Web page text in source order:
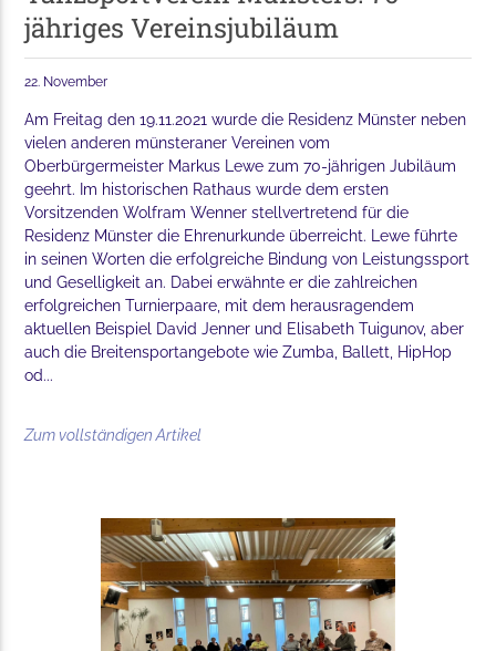
jähriges Vereinsjubiläum
22. November
Am Freitag den 19.11.2021 wurde die Residenz Münster neben
vielen anderen münsteraner Vereinen vom
Oberbürgermeister Markus Lewe zum 70-jährigen Jubiläum
geehrt. Im historischen Rathaus wurde dem ersten
Vorsitzenden Wolfram Wenner stellvertretend für die
Residenz Münster die Ehrenurkunde überreicht. Lewe führte
in seinen Worten die erfolgreiche Bindung von Leistungssport
und Geselligkeit an. Dabei erwähnte er die zahlreichen
erfolgreichen Turnierpaare, mit dem herausragendem
aktuellen Beispiel David Jenner und Elisabeth Tuigunov, aber
auch die Breitensportangebote wie Zumba, Ballett, HipHop
od...
Zum vollständigen Artikel